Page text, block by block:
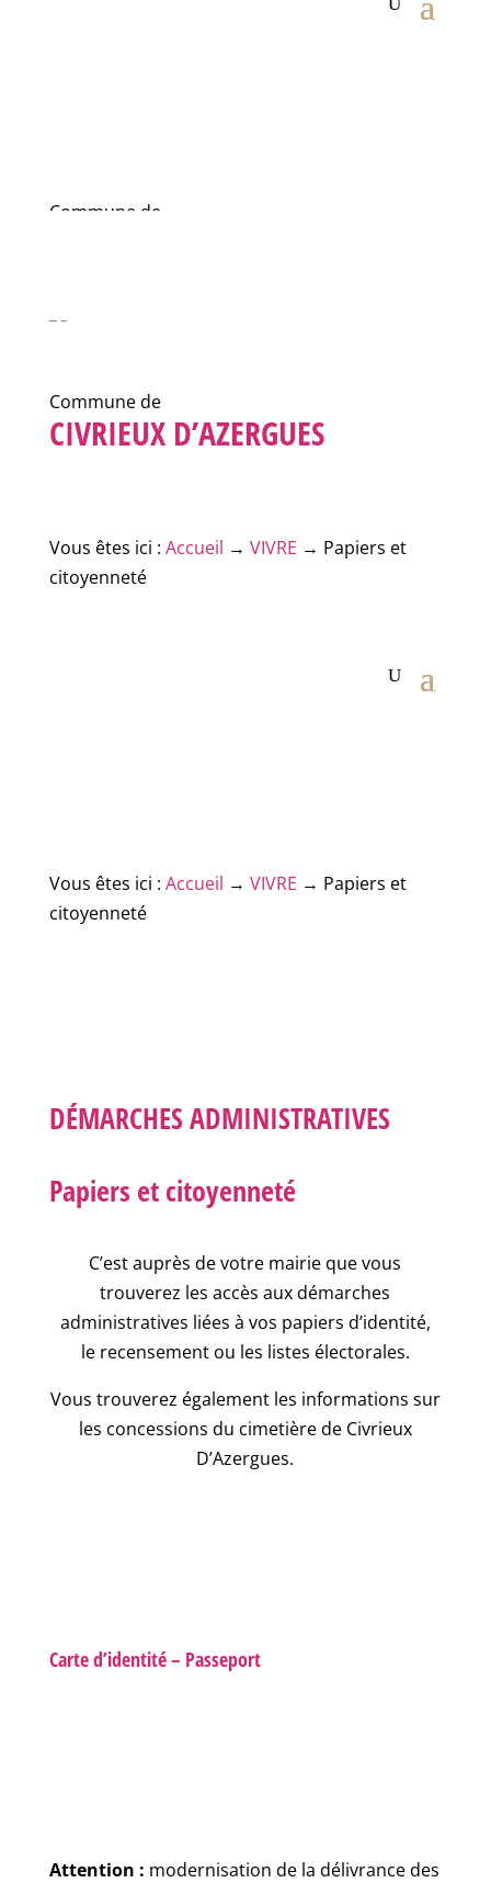
Commune de
Commune de
CIVRIEUX D’AZERGUES
Vous êtes ici : Accueil → VIVRE → Papiers et
citoyenneté
Vous êtes ici : Accueil → VIVRE → Papiers et
citoyenneté
DÉMARCHES ADMINISTRATIVES
Papiers et citoyenneté
C’est auprès de votre mairie que vous
trouverez les accès aux démarches
administratives liées à vos papiers d’identité,
le recensement ou les listes électorales.
Vous trouverez également les informations sur
les concessions du cimetière de Civrieux
D’Azergues.
Carte d’identité – Passeport
Attention : modernisation de la délivrance des